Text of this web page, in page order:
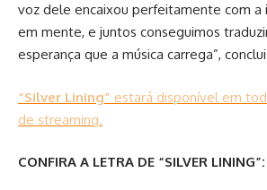
voz dele encaixou perfeitamente com a
em mente, e juntos conseguimos
esperança que a música carrega”,
“Silver Lining” estará disponível em
de streaming.
CONFIRA A LETRA DE “SILVER LINING”: